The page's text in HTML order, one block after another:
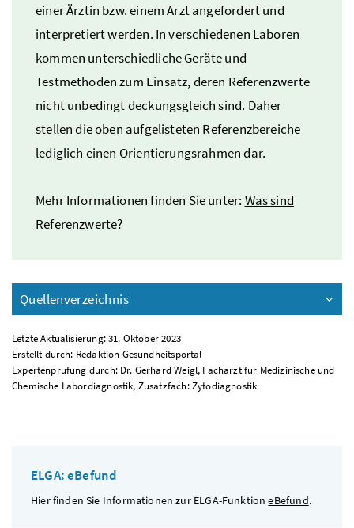
einer Ärztin bzw.einem Arzt angefordert und
interpretiert werden. In verschiedenen Laboren
kommen unterschiedliche Geräte und
Testmethoden zum Einsatz, deren Referenzwerte
nicht unbedingt deckungsgleich sind. Daher
stellen die oben aufgelisteten Referenzbereiche
lediglich einen Orientierungsrahmen dar.
Mehr Informationen finden Sie unter: Was sind
Referenzwerte?
Quellenverzeichnis
Letzte Aktualisierung: 31. Oktober 2023
Erstellt durch: Redaktion Gesundheitsportal
Expertenprüfung durch: Dr. Gerhard Weigl, Facharzt für Medizinische und
Chemische Labordiagnostik, Zusatzfach: Zytodiagnostik
ELGA: eBefund
Hier finden Sie Informationen zur ELGA-FunktioneBefund.